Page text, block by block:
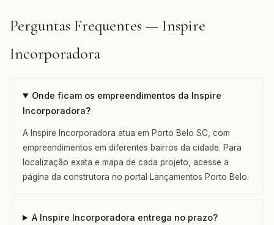
Perguntas Frequentes — Inspire
Incorporadora
Onde ficam os empreendimentos da Inspire
Incorporadora?
A Inspire Incorporadora atua em Porto Belo SC, com
empreendimentos em diferentes bairros da cidade. Para
localização exata e mapa de cada projeto, acesse a
página da construtora no portal Lançamentos Porto Belo.
A Inspire Incorporadora entrega no prazo?